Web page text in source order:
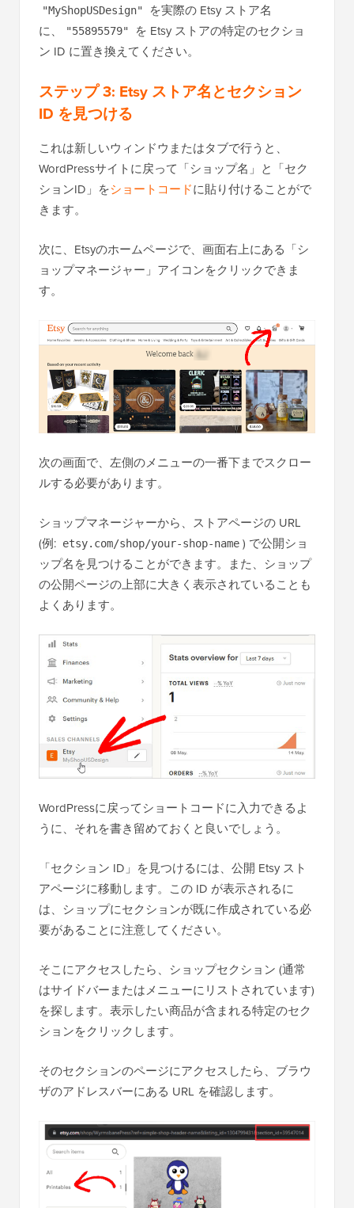
"MyShopUSDesign"
を実際の Etsy ストア名
に、
"55895579"
を Etsy ストアの特定のセクショ
ン ID に置き換えてください。
ステップ 3: Etsy ストア名とセクション
ID を見つける
これは新しいウィンドウまたはタブで行うと、
WordPressサイトに戻って「ショップ名」と「セク
ションID」をショートコードに貼り付けることがで
きます。
次に、Etsyのホームページで、画面右上にある「シ
ョップマネージャー」アイコンをクリックできま
す。
次の画面で、左側のメニューの一番下までスクロー
ルする必要があります。
ショップマネージャーから、ストアページの URL
(例: etsy.com/shop/your-shop-name ) で公開ショ
ップ名を見つけることができます。また、ショップ
の公開ページの上部に大きく表示されていることも
よくあります。
WordPressに戻ってショートコードに入力できるよ
うに、それを書き留めておくと良いでしょう。
「セクション ID」を見つけるには、公開 Etsy スト
アページに移動します。この ID が表示されるに
は、ショップにセクションが既に作成されている必
要があることに注意してください。
そこにアクセスしたら、ショップセクション (通常
はサイドバーまたはメニューにリストされています)
を探します。表示したい商品が含まれる特定のセク
ションをクリックします。
そのセクションのページにアクセスしたら、ブラウ
ザのアドレスバーにある URL を確認します。